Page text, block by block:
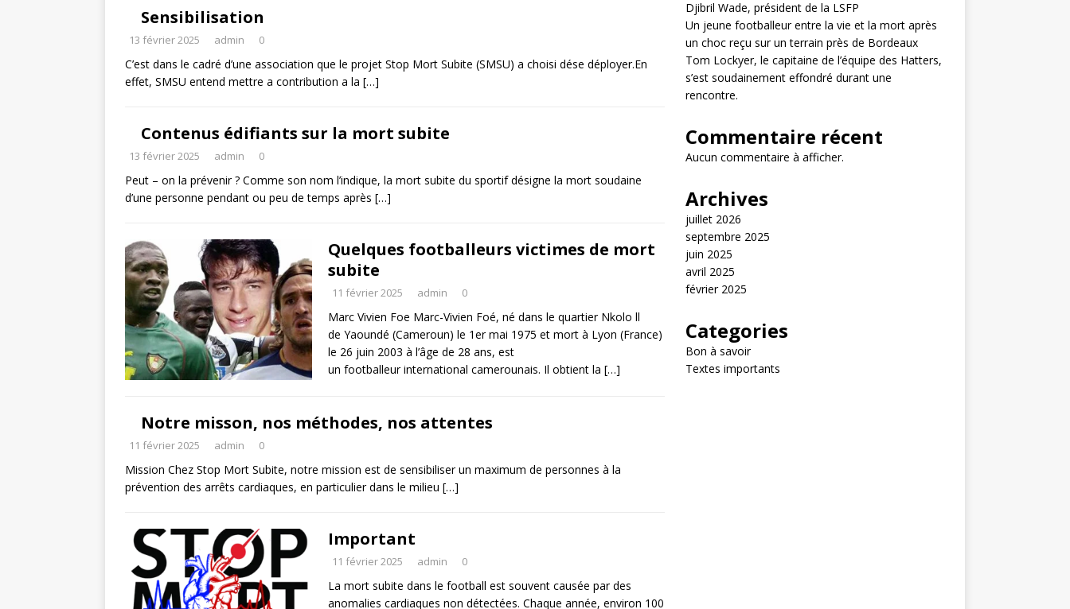
Sensibilisation
13 février 2025 admin 0
C’est dans le cadré d’une association que le projet Stop Mort Subite (SMSU) a choisi dése déployer.En
effet, SMSU entend mettre a contribution a la […]
Contenus édifiants sur la mort subite
13 février 2025 admin 0
Peut – on la prévenir ? Comme son nom l’indique, la mort subite du sportif désigne la mort soudaine
d’une personne pendant ou peu de temps après […]
Quelques footballeurs victimes de mort
subite
11 février 2025 admin 0
Marc Vivien Foe Marc-Vivien Foé, né dans le quartier Nkolo ll
de Yaoundé (Cameroun) le 1er mai 1975 et mort à Lyon (France)
le 26 juin 2003 à l’âge de 28 ans, est
un footballeur international camerounais. Il obtient la […]
Notre misson, nos méthodes, nos attentes
11 février 2025 admin 0
Mission Chez Stop Mort Subite, notre mission est de sensibiliser un maximum de personnes à la
prévention des arrêts cardiaques, en particulier dans le milieu […]
Important
11 février 2025 admin 0
La mort subite dans le football est souvent causée par des
anomalies cardiaques non détectées. Chaque année, environ 100
Djibril Wade, président de la LSFP
Un jeune footballeur entre la vie et la mort après
un choc reçu sur un terrain près de Bordeaux
Tom Lockyer, le capitaine de l’équipe des Hatters,
s’est soudainement effondré durant une
rencontre.
Commentaire récent
Aucun commentaire à afficher.
Archives
juillet 2026
septembre 2025
juin 2025
avril 2025
février 2025
Categories
Bon à savoir
Textes importants